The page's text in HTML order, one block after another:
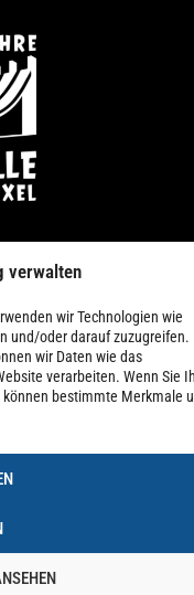
verwalten
wir Technologien wie
und/oder darauf zuzugreifen.
wir Daten wie das
verarbeiten. Wenn Sie
bestimmte Merkmale
GmbH
Richtlinie (EU)